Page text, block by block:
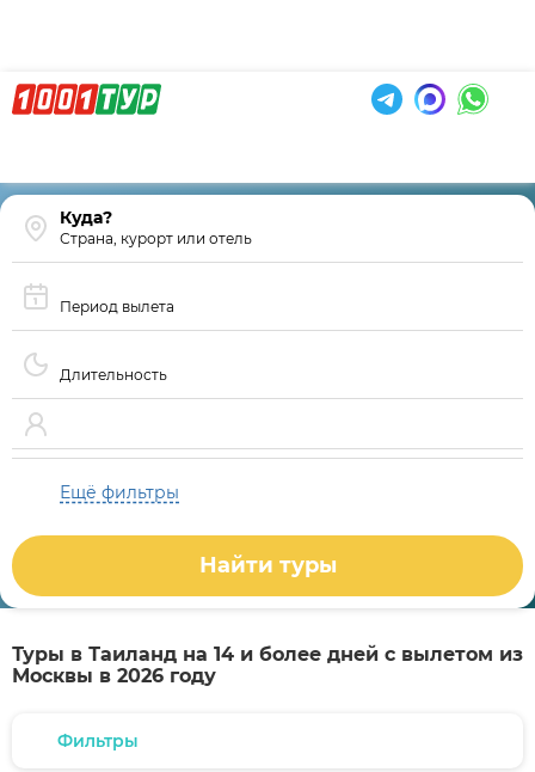
Страна, курорт или отель
Период вылета
Длительность
Ещё фильтры
Найти туры
Туры в Таиланд на 14 и более дней с вылетом из
Москвы в 2026 году
Фильтры